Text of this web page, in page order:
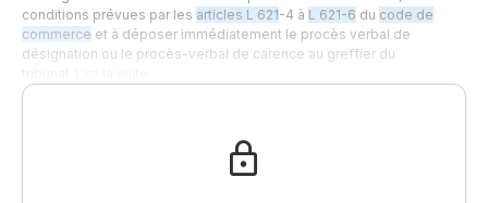
conditions prévues par les articles L 621-4 à L 621-6 du code de
commerce et à déposer immédiatement le procès verbal de
désignation ou le procès-verbal de carence au greffier du